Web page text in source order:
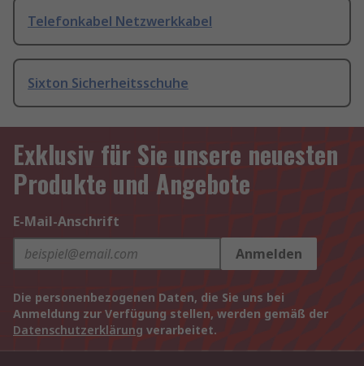
Telefonkabel Netzwerkkabel
Sixton Sicherheitsschuhe
Exklusiv für Sie unsere neuesten
Produkte und Angebote
E-Mail-Anschrift
Anmelden
Die personenbezogenen Daten, die Sie uns bei
Anmeldung zur Verfügung stellen, werden gemäß der
Datenschutzerklärung verarbeitet.